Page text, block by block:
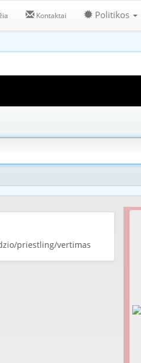
Kontaktai Politikos
priestling/vertimas